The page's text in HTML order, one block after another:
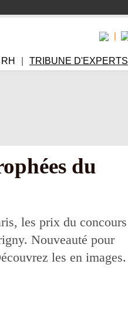
TRIBUNE D'EXPERTS
du
les prix du concours
Nouveauté pour
les en images.